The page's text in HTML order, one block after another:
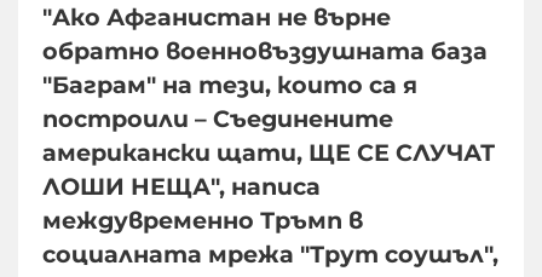
"Ако Афганистан не върне
обратно военновъздушната база
"Баграм" на тези, които са я
построили – Съединените
американски щати, ЩЕ СЕ СЛУЧАТ
ЛОШИ НЕЩА", написа
междувременно Тръмп в
социалната мрежа "Трут соушъл",